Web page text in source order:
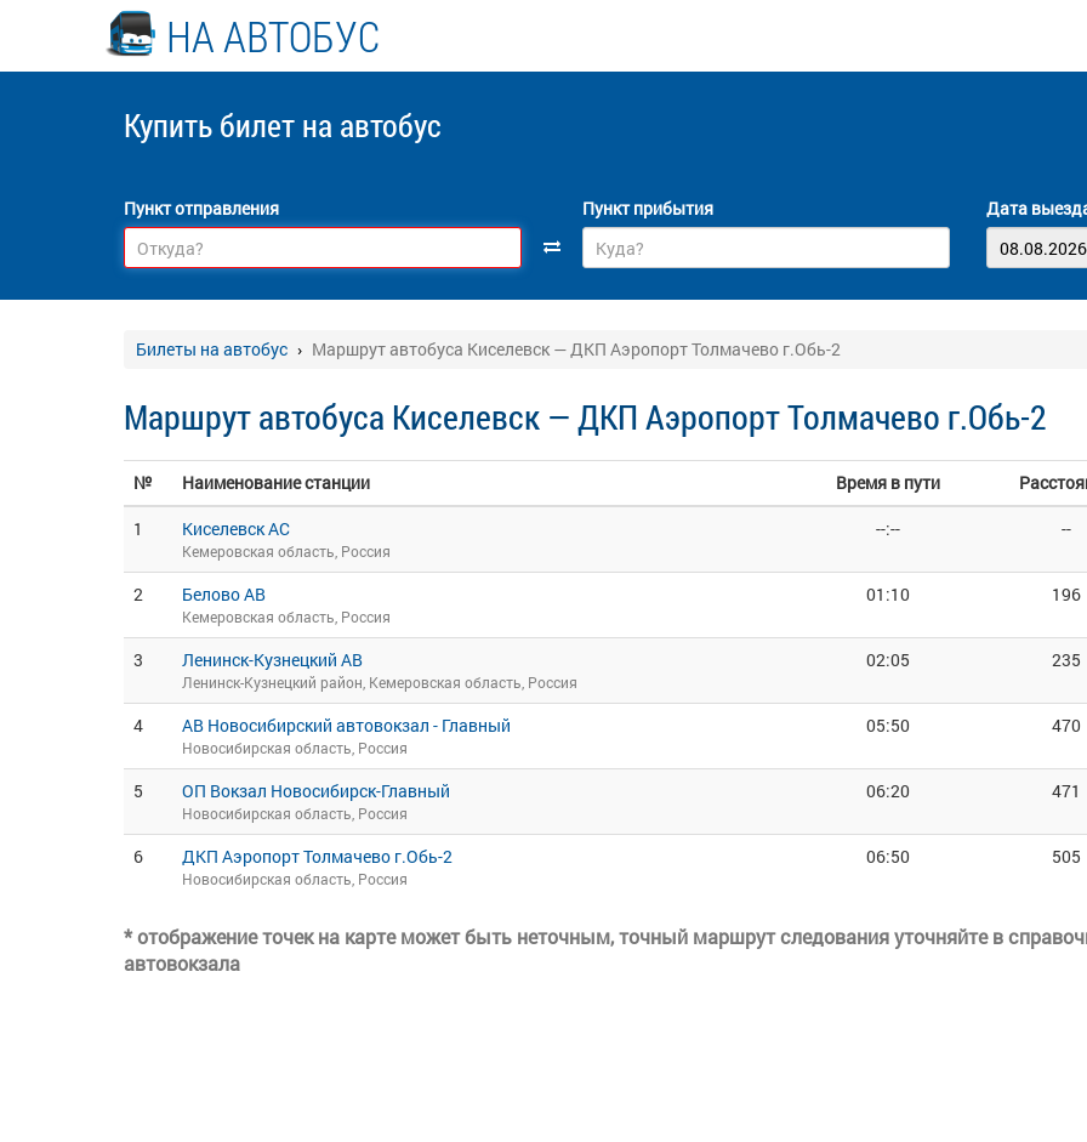
НА АВТОБУС
Купить билет на автобус
Пункт отправления Пункт прибытия Дата
Билеты на автобус Маршрут автобуса Киселевск — ДКП Аэропорт Толмачево г.Обь-2
Маршрут автобуса Киселевск — ДКП Аэропорт Толмачево г.Обь-2
№ Наименование станции Время в пути
1
Киселевск АС
Кемеровская область, Россия
--:-- --
2 Белово АВ
Кемеровская область, Россия
01:10 196
3 Ленинск-Кузнецкий АВ
Ленинск-Кузнецкий район, Кемеровская область, Россия
02:05 235
4 АВ Новосибирский автовокзал - Главный
Новосибирская область, Россия
05:50 470
5 ОП Вокзал Новосибирск-Главный
Новосибирская область, Россия
06:20 471
6 ДКП Аэропорт Толмачево г.Обь-2
Новосибирская область, Россия
06:50 505
* отображение точек на карте может быть неточным, точный маршрут следования уточняйте в
автовокзала